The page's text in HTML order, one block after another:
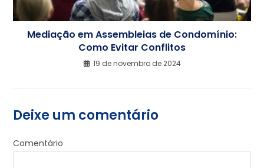
Mediação em Assembleias de Condomínio:
Como Evitar Conflitos
19 de novembro de 2024
Deixe um comentário
Comentário